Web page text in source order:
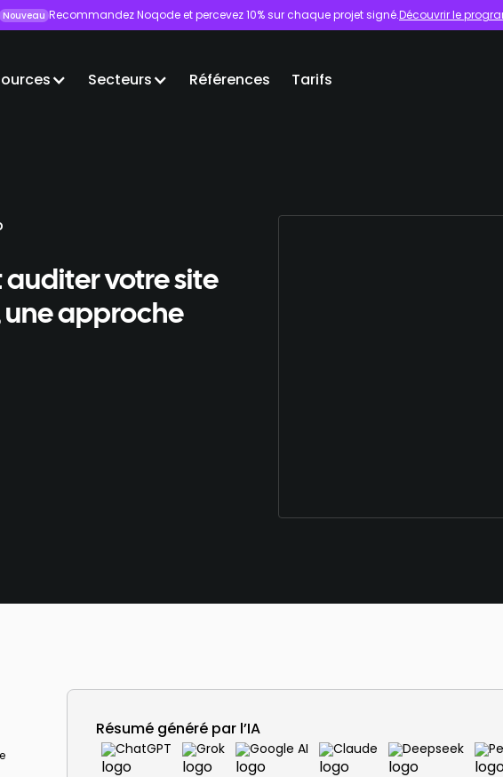
Nouveau Recommandez Noqode et percevez 10% sur chaque projet signé.Découvrir le
Secteurs Références Tarifs
auditer votre site
une approche
Résumé généré par l’IA
ChatGPT Grok Google AI Claude Deepseek